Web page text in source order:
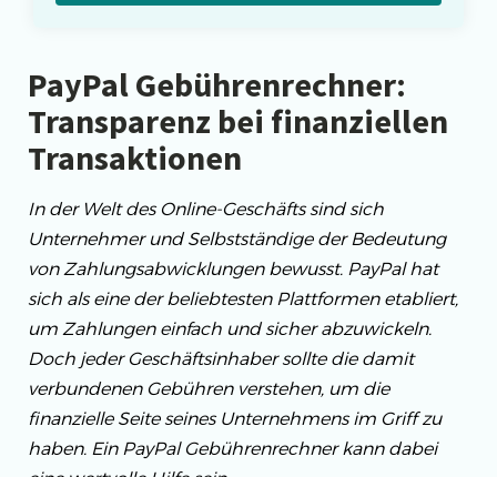
PayPal Gebührenrechner:
Transparenz bei finanziellen
Transaktionen
In der Welt des Online-Geschäfts sind sich
Unternehmer und Selbstständige der Bedeutung
von Zahlungsabwicklungen bewusst. PayPal hat
sich als eine der beliebtesten Plattformen etabliert,
um Zahlungen einfach und sicher abzuwickeln.
Doch jeder Geschäftsinhaber sollte die damit
verbundenen Gebühren verstehen, um die
finanzielle Seite seines Unternehmens im Griff zu
haben. Ein PayPal Gebührenrechner kann dabei